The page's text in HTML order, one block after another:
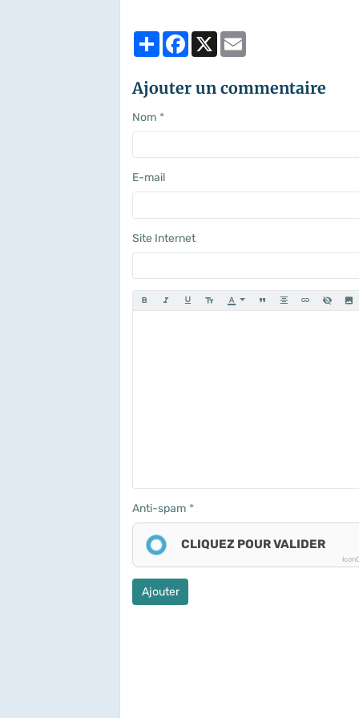
PartagerFacebook
X
Ajouter un commentaire
Nom
E-mail
Site Internet
Anti-spam
CLIQUEZ POUR VALIDER
Ajouter